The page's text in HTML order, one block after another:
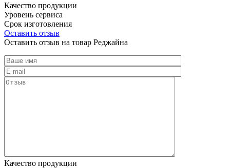
Качество продукции
Уровень сервиса
Срок изготовления
Оставить отзыв
Оставить отзыв на товар Реджайна
Качество продукции